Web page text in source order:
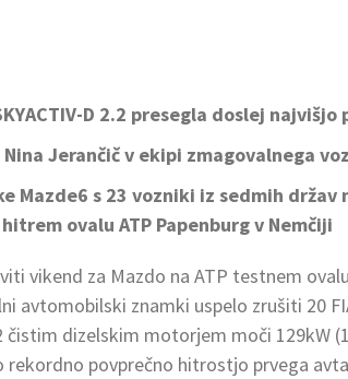
D 2.2 presegla doslej
Jerančič v ekipi zmagovalnega
Mazde6 s 23 vozniki iz sedmih
ovalu ATP Papenburg v Nemčiji
vikend za Mazdo na ATP testnem
avtomobilski znamki uspelo zrušiti 20
čistim dizelskim motorjem moči 129kW
rekordno povprečno hitrostjo prvega